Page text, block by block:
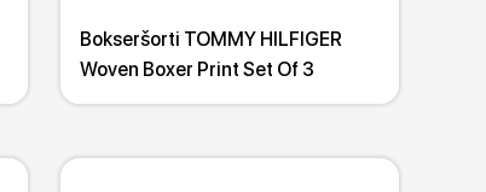
Bokseršorti TOMMY HILFIGER
Woven Boxer Print Set Of 3